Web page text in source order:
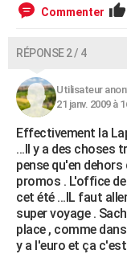
Commenter
RÉPONSE 2 / 4
Utilisateur
21 janv. 2009 à
Effectivement la
...Il y a des choses
pense qu'en
promos . L'office
cet été ...IL faut
super voyage .
place , comme
y a l'euro et ça